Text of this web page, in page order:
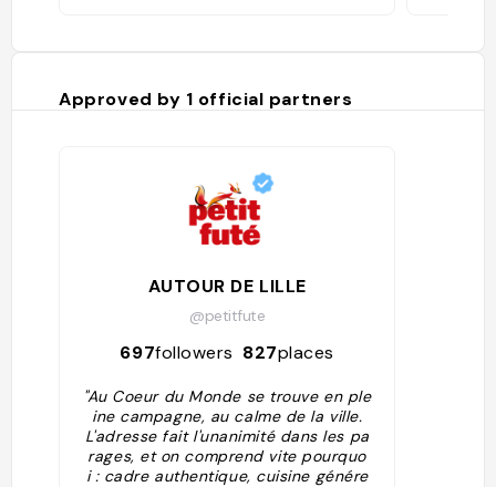
Approved by 1 official partners
AUTOUR DE LILLE
@petitfute
697followers 827places
"Au Coeur du Monde se trouve en ple
ine campagne, au calme de la ville.
L'adresse fait l'unanimité dans les pa
rages, et on comprend vite pourquo
i : cadre authentique, cuisine génére